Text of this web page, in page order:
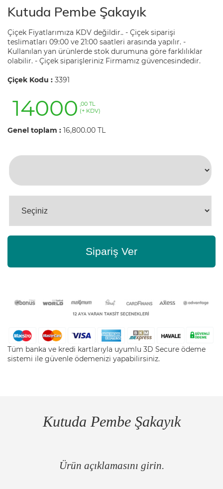
Kutuda Pembe Şakayık
Çiçek Fiyatlarımıza KDV değildir.. - Çiçek siparişi
teslimatları 09:00 ve 21:00 saatleri arasında yapılır. -
Kullanılan yan ürünlerde stok durumuna göre farklılıklar
olabilir. - Çiçek siparişleriniz Firmamız güvencesindedir.
Çiçek Kodu : 3391
14000 ,00 TL
(+ KDV)
Genel toplam : 16,800.00 TL
Sipariş Ver
Tüm banka ve kredi kartlarıyla uyumlu 3D Secure ödeme
sistemi ile güvenle ödemenizi yapabilirsiniz.
Kutuda Pembe Şakayık
Ürün açıklamasını girin.